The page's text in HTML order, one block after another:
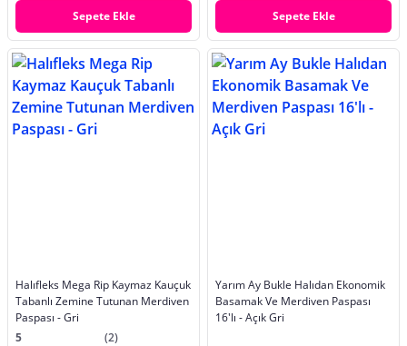
Sepete Ekle Sepete Ekle
Halıfleks Mega Rip Kaymaz Kauçuk
Tabanlı Zemine Tutunan Merdiven
Paspası - Gri
5
(2)
Yarım Ay Bukle Halıdan Ekonomik
Basamak Ve Merdiven Paspası
16'lı - Açık Gri